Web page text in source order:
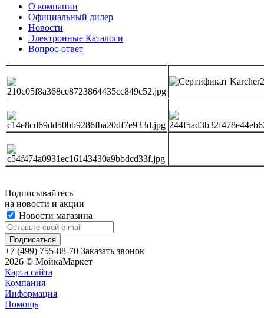
О компании
Официальный дилер
Новости
Электронные Каталоги
Вопрос-ответ
Подписывайтесь
на новости и акции
Новости магазина
+7 (499) 755-88-70 Заказать звонок
2026 © МойкаМаркет
Карта сайта
Компания
Информация
Помощь